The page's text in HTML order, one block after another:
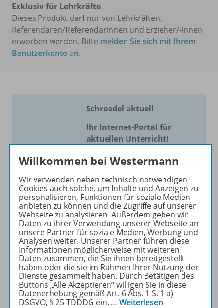
Exklusiv für Lehrkräfte
Dieses Produkt darf nur von Lehrkräften,
Referendaren/Referendarinnen und Erzieher/-innen
erworben werden. Bitte melden Sie sich mit Ihrem
Benutzerkonto an.
Schroedel aktuell
Ihr Internet-Portal für
aktuellen Unterricht!
Mit Schroedel aktuell bieten
Ihren Unterricht aktuell und
einfach zu gestalten. Jede
Woche drei bis vier
Neuerscheinungen mit
großem Online Archiv.
Mehr erfahren
Willkommen bei Westermann
Wir verwenden neben technisch notwendigen
Cookies auch solche, um Inhalte und Anzeigen zu
personalisieren, Funktionen für soziale Medien
anbieten zu können und die Zugriffe auf unserer
Webseite zu analysieren. Außerdem geben wir
Daten zu ihrer Verwendung unserer Webseite an
unsere Partner für soziale Medien, Werbung und
Analysen weiter. Unserer Partner führen diese
Informationen möglicherweise mit weiteren
Daten zusammen, die Sie ihnen bereitgestellt
haben oder die sie im Rahmen Ihrer Nutzung der
Dienste gesammelt haben. Durch Betätigen des
Buttons „Alle Akzeptieren“ willigen Sie in diese
Datenerhebung gemäß Art. 6 Abs. 1 S. 1 a)
DSGVO, § 25 TDDDG ein. … Weiterlesen